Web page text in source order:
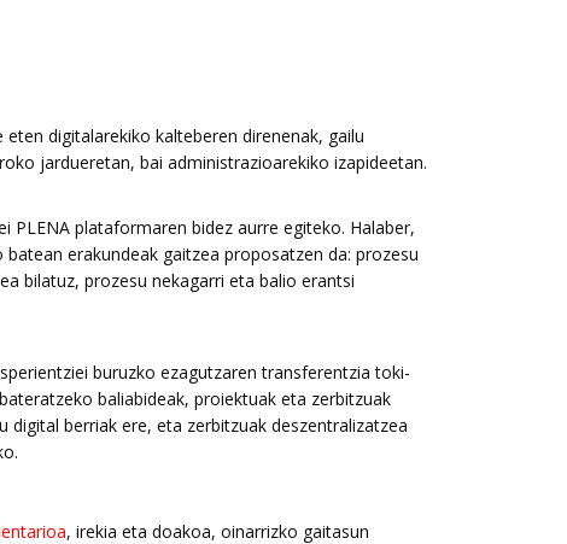
digitalarekiko kalteberen direnenak, gailu
jardueretan, bai administrazioarekiko izapideetan.
PLENA plataformaren bidez aurre egiteko. Halaber,
erakundeak gaitzea proposatzen da: prozesu
bilatuz, prozesu nekagarri eta balio erantsi
buruzko ezagutzaren transferentzia toki-
baliabideak, proiektuak eta zerbitzuak
berriak ere, eta zerbitzuak deszentralizatzea
, irekia eta doakoa, oinarrizko gaitasun